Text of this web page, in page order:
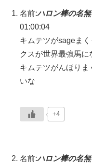
名前:ハロン棒の名無
01:00:04
キムテツがsageま
クスが世界最強馬に
キムテツがんほり
いな
+4
名前:ハロン棒の名無